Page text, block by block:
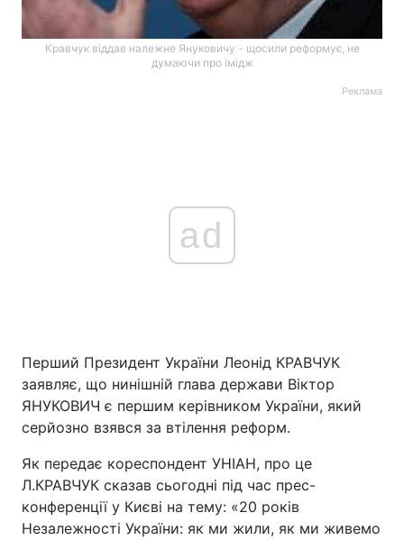
Кравчук віддав належне Януковичу - щосили реформує, не
думаючи про імідж
Реклама
ad
Перший Президент України Леонід КРАВЧУК
заявляє, що нинішній глава держави Віктор
ЯНУКОВИЧ є першим керівником України, який
серйозно взявся за втілення реформ.
Як передає кореспондент УНІАН, про це
Л.КРАВЧУК сказав сьогодні під час прес-
конференції у Києві на тему: «20 років
Незалежності України: як ми жили, як ми живемо